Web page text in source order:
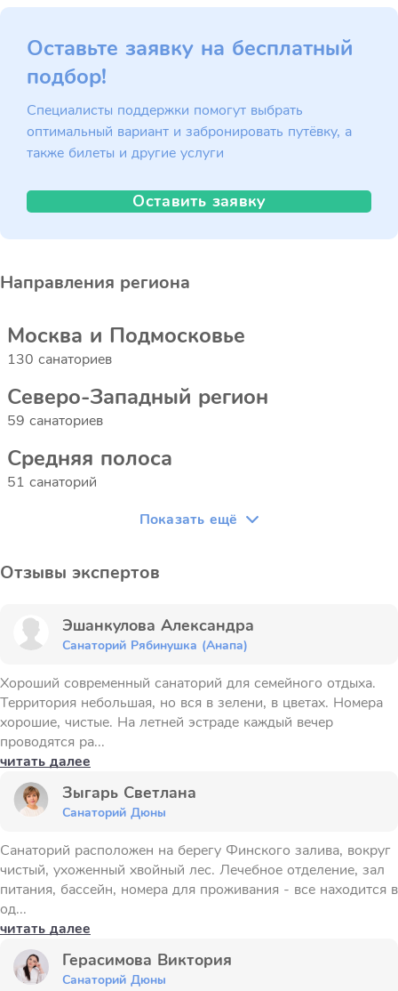
Оставьте заявку на бесплатный
подбор!
Специалисты поддержки помогут выбрать
оптимальный вариант и забронировать путёвку, а
также билеты и другие услуги
Оставить заявку
Направления региона
Москва и Подмосковье
130 санаториев
Северо-Западный регион
59 санаториев
Средняя полоса
51 санаторий
Показать ещё
Отзывы экспертов
Эшанкулова Александра
Санаторий Рябинушка (Анапа)
Хороший современный санаторий для семейного отдыха.
Территория небольшая, но вся в зелени, в цветах. Номера
хорошие, чистые. На летней эстраде каждый вечер
проводятся ра...
читать далее
Зыгарь Светлана
Санаторий Дюны
Санаторий расположен на берегу Финского залива, вокруг
чистый, ухоженный хвойный лес. Лечебное отделение, зал
питания, бассейн, номера для проживания - все находится в
од...
читать далее
Герасимова Виктория
Санаторий Дюны